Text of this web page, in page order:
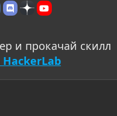
и прокачай скилл